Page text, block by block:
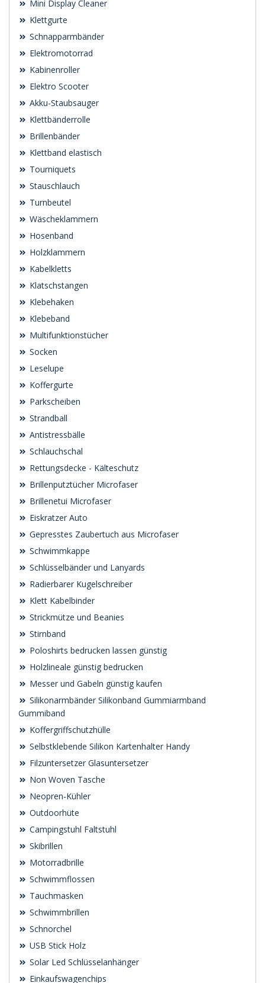
Mini Display Cleaner
Klettgurte
Schnapparmbänder
Elektromotorrad
Kabinenroller
Elektro Scooter
Akku-Staubsauger
Klettbänderrolle
Brillenbänder
Klettband elastisch
Tourniquets
Stauschlauch
Turnbeutel
Wäscheklammern
Hosenband
Holzklammern
Kabelkletts
Klatschstangen
Klebehaken
Klebeband
Multifunktionstücher
Socken
Leselupe
Koffergurte
Parkscheiben
Strandball
Antistressbälle
Schlauchschal
Rettungsdecke - Kälteschutz
Brillenputztücher Microfaser
Brillenetui Microfaser
Eiskratzer Auto
Gepresstes Zaubertuch aus Microfaser
Schwimmkappe
Schlüsselbänder und Lanyards
Radierbarer Kugelschreiber
Klett Kabelbinder
Strickmütze und Beanies
Stirnband
Poloshirts bedrucken lassen günstig
Holzlineale günstig bedrucken
Messer und Gabeln günstig kaufen
Silikonarmbänder Silikonband Gummiarmband
Gummiband
Koffergriffschutzhülle
Selbstklebende Silikon Kartenhalter Handy
Filzuntersetzer Glasuntersetzer
Non Woven Tasche
Neopren-Kühler
Outdoorhüte
Campingstuhl Faltstuhl
Skibrillen
Motorradbrille
Schwimmflossen
Tauchmasken
Schwimmbrillen
Schnorchel
USB Stick Holz
Solar Led Schlüsselanhänger
Einkaufswagenchips